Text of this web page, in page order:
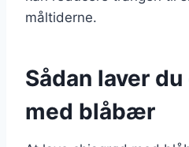
måltiderne.
Sådan laver
med blåbær